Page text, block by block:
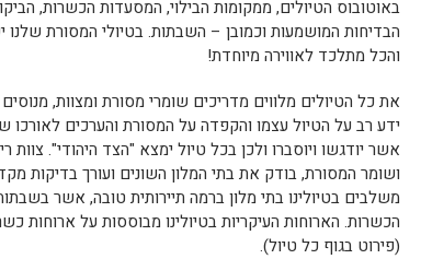
באוטובוס הטיולים, ממקומות הבילוי, המסעדות הכשרות,
הבדיחות המושמעות וכמובן – השבתות. בטיולי המסורת
והכל מתלכד לאווירה מיוחדת!
את כל הטיולים מלווים מדריכים שומרי מסורת ומצוות,
ידע רב על הטיול עצמו והקפדה על המסורת והערכים לאורכו
אשר יודגשו ויוסברו ולכן בכל טיול ימצא "הצד היהודי".
ושומר המסורת, בודק את בתי המלון השונים ועורך בדיקות
משלבים בטיולינו בתי מלון ברמה תיירותית טובה, אשר
הכשרות. הארוחות העיקריות בטיולינו מבוססות על ארוחות
(פירוט בגוף כל טיול).